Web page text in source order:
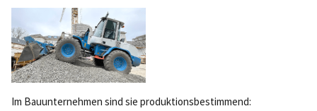
Im Bauunternehmen sind sie produktionsbestimmend: